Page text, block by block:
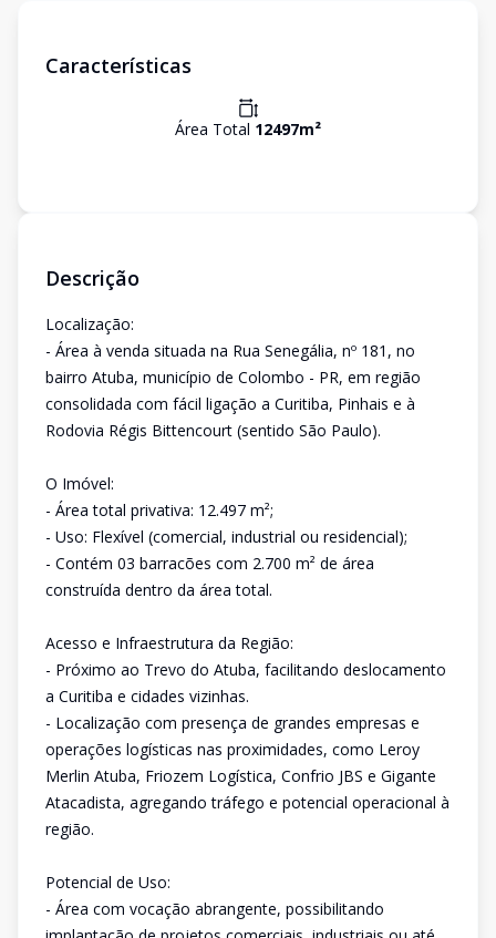
Características
Área Total 12497m²
Descrição
Localização:
- Área à venda situada na Rua Senegália, nº 181, no
bairro Atuba, município de Colombo - PR, em região
consolidada com fácil ligação a Curitiba, Pinhais e à
Rodovia Régis Bittencourt (sentido São Paulo).
O Imóvel:
- Área total privativa: 12.497 m²;
- Uso: Flexível (comercial, industrial ou residencial);
- Contém 03 barracões com 2.700 m² de área
construída dentro da área total.
Acesso e Infraestrutura da Região:
- Próximo ao Trevo do Atuba, facilitando deslocamento
a Curitiba e cidades vizinhas.
- Localização com presença de grandes empresas e
operações logísticas nas proximidades, como Leroy
Merlin Atuba, Friozem Logística, Confrio JBS e Gigante
Atacadista, agregando tráfego e potencial operacional à
região.
Potencial de Uso:
- Área com vocação abrangente, possibilitando